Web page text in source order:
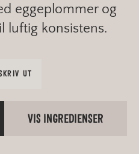
eggeplommer og
luftig konsistens.
UT
VIS INGREDIENSER